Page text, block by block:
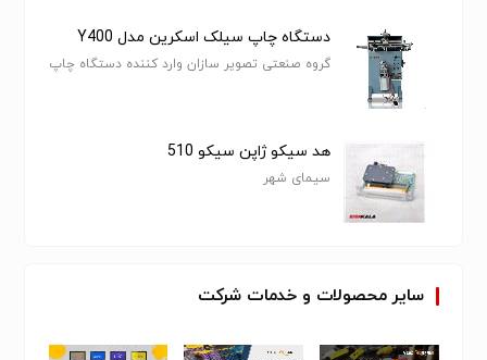
وب سایت ما به نشانی:
تماس با مشاوران و کارشناسان:
📱09127645989 (WhatsApp)
💥الکتروصانت همراه همیشگی شما💥
سایرمحصولات و خدمات شرکت
دستگاه چاپ سیلک اسکرین مدل Y400
گروه صنعتی تصویر سازان وارد کننده دستگاه چاپ
هد سیکو ژاپن سیکو 510
سیمای شهر